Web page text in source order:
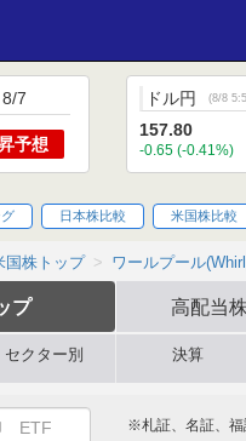
8/7
予想
ドル円 (8/8
157.80
-0.65 (-0.41%)
日本株比較 米国株比較
国株トップ ワールプール
プ 高配当
セクター別 決算
※札証、名証、福